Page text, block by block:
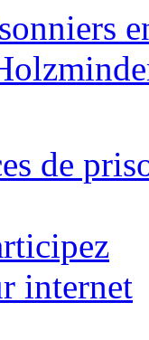
de
internet